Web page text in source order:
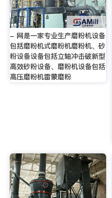
- 网是一家专业生产磨粉机设备
包括磨粉机式磨粉机磨粉机、砂
粉设备设备包括立轴冲击破新型
高效砂粉设备、磨粉机设备包括
高压磨粉机雷蒙磨粉